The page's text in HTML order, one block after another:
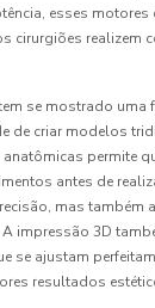
esses motores
cirurgiões realizem
se mostrado uma
de criar modelos
permite
antes de
mas também
impressão 3D
se ajustam
resultados